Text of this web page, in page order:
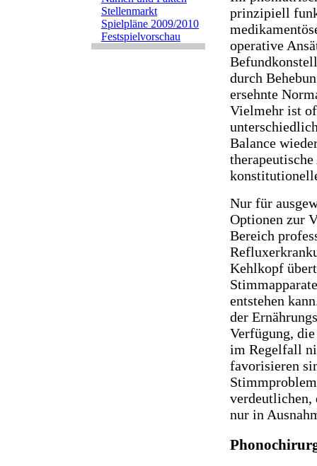
Stellenmarkt
Spielpläne 2009/2010
Festspielvorschau
prinzipiell
operative
durch
ersehnte
Vielmehr ist
Balance
Nur für
Optionen zur
Bereich
Kehlkopf
entstehen
der
Verfügung,
im Regelfall
favorisieren
verdeutlichen,
nur in